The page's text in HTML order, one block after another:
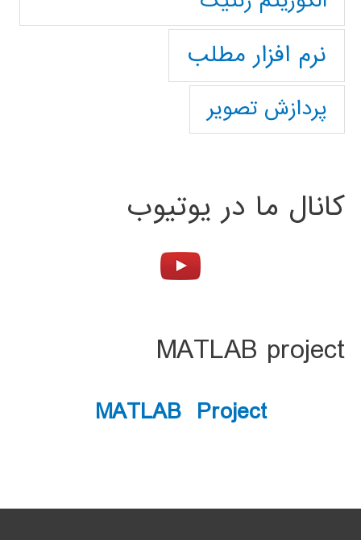
نرم افزار مطلب
پردازش تصویر
کانال ما در یوتیوب
MATLAB project
MATLAB Project